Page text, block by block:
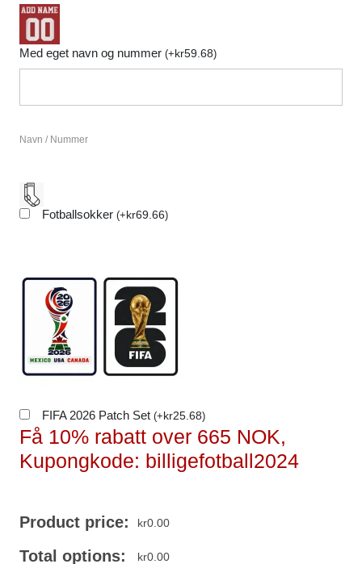
Med eget navn og nummer (+kr59.68)
Navn / Nummer
Fotballsokker (+kr69.66)
FIFA 2026 Patch Set (+kr25.68)
Få 10% rabatt over 665 NOK,
Kupongkode: billigefotball2024
Product price: kr0.00
Total options: kr0.00